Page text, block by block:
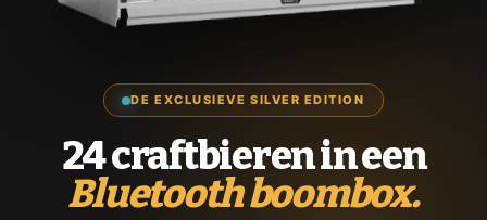
DE EXCLUSIEVE SILVER EDITION
24 craftbieren in een
Bluetooth boombox.